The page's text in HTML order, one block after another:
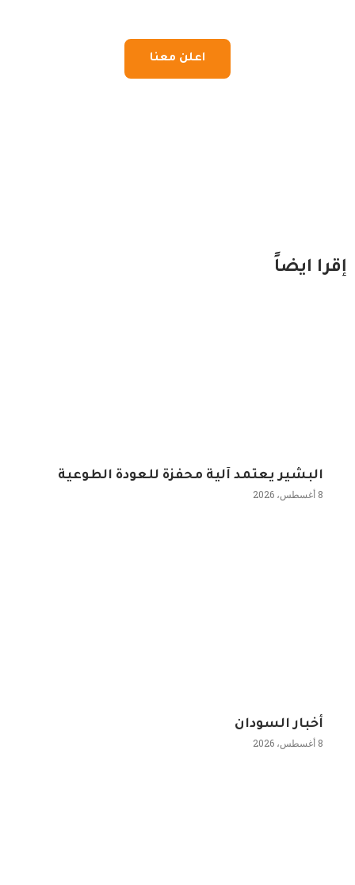
اعلن معنا
إقرا ايضاً
البشير يعتمد آلية محفزة للعودة الطوعية
8 أغسطس، 2026
أخبار السودان
8 أغسطس، 2026